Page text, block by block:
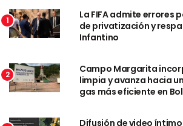
1
La FIFA admite errores
de privatización y
Infantino
2
Campo Margarita
limpia y avanza hacia
gas más eficiente en
Difusión de video